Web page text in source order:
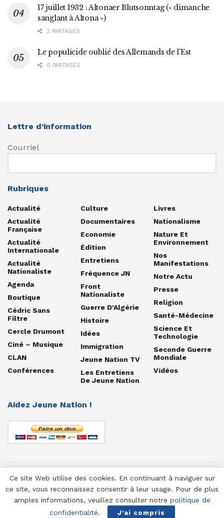
17 juillet 1932 : Altonaer Blutsonntag (« dimanche
sanglant à Altona »)
2 PARTAGES
Le populicide oublié des Allemands de l’Est
0 PARTAGES
Lettre d’information
Courriel
Rubriques
Actualité
Actualité
Française
Actualité
Internationale
Actualité
Nationaliste
Agenda
Boutique
Cédric Sans
Filtre
Cercle Drumont
Ciné – Musique
CLAN
Conférences
Culture
Documentaires
Economie
Édition
Entretiens
Fréquence JN
Front
Nationaliste
Guerre D'Algérie
Histoire
Idées
Immigration
Jeune Nation TV
Les Entretiens
De Jeune Nation
Livres
Nationalisme
Nature Et
Environnement
Nos
Manifestations
Notre Actu
Presse
Religion
Santé-Médecine
Science Et
Technologie
Seconde Guerre
Mondiale
Vidéos
Aidez Jeune Nation !
© 1958-2025 Jeune Nation
Ce site Web utilise des cookies. En continuant à naviguer sur
ce site, vous reconnaissez consentir à leur usage. Pour de plus
amples informations, veuillez consulter notre politique de
confidentialité. J'ai compris